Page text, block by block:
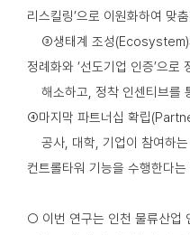
리스킬링’으로 이원화하여 맞
③생태계 조성(Ecosystem)
정례화와 ‘선도기업 인증’으로
해소하고, 정착 인센티브를
④마지막 파트너십 확립
공사, 대학, 기업이 참여하는
컨트롤타워 기능을 수행한다
○ 이번 연구는 인천 물류산업